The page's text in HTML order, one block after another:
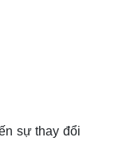
sự thay đổi